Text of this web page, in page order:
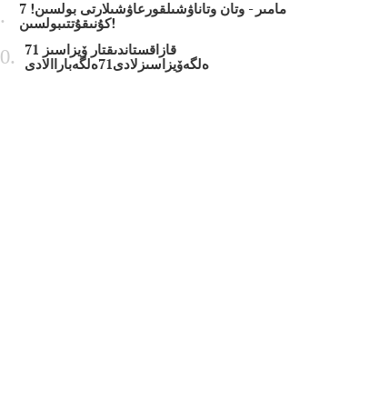
7 مامىر - وتان وتاناۋشىلقورعاۋشىلارتى بولسىن!
كۇنىقۇتتىبولسىن!
قازاقستاندىقتار ۆيزاسىز 71
ەلگەۆيزاسىزلادى71ەلگەباراالادى